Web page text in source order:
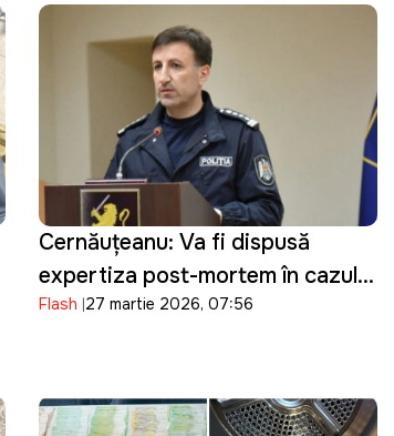
Cernăuțeanu: Va fi dispusă
expertiza post-mortem în cazul
Ludmila Vartic
Flash 27 martie 2026, 07:56